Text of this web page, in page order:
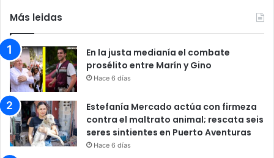
Más leidas
En la justa medianía el combate
prosélito entre Marín y Gino
Hace 6 días
Estefanía Mercado actúa con firmeza
contra el maltrato animal; rescata seis
seres sintientes en Puerto Aventuras
Hace 6 días